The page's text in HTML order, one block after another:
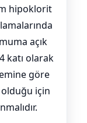
hipoklorit
açık
katı olarak
göre
olduğu için